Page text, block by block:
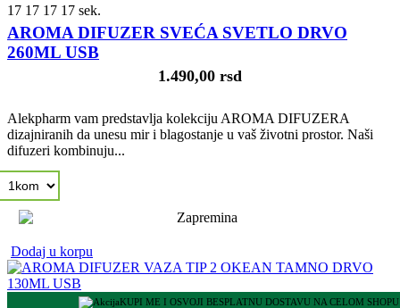
16 16 16 16 sek.
AROMA DIFUZER SVEĆA SVETLO DRVO
260ML USB
1.490,00 rsd
Alekpharm vam predstavlja kolekciju AROMA DIFUZERA
dizajniranih da unesu mir i blagostanje u vaš životni prostor. Naši
difuzeri kombinuju...
Dodaj u korpu
KUPI ME I OSVOJI BESPLATNU DOSTAVU NA CELOM SHOPU